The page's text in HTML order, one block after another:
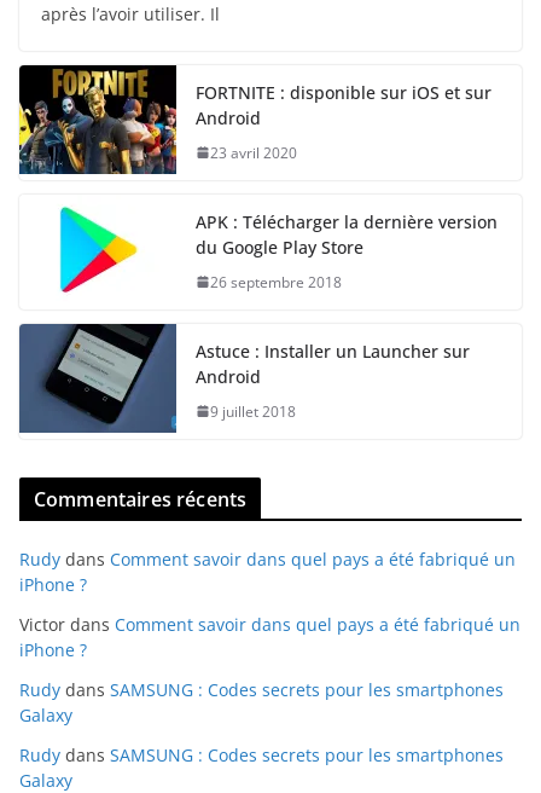
après l’avoir utiliser. Il
FORTNITE : disponible sur iOS et sur
Android
23 avril 2020
APK : Télécharger la dernière version
du Google Play Store
26 septembre 2018
Astuce : Installer un Launcher sur
Android
9 juillet 2018
Commentaires récents
Rudy dans Comment savoir dans quel pays a été fabriqué un
iPhone ?
Victor dans Comment savoir dans quel pays a été fabriqué un
iPhone ?
Rudy dans SAMSUNG : Codes secrets pour les smartphones
Galaxy
Rudy dans SAMSUNG : Codes secrets pour les smartphones
Galaxy